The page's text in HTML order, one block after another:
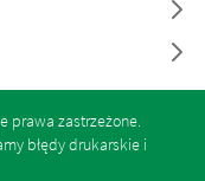
prawa zastrzeżone.
błędy drukarskie i